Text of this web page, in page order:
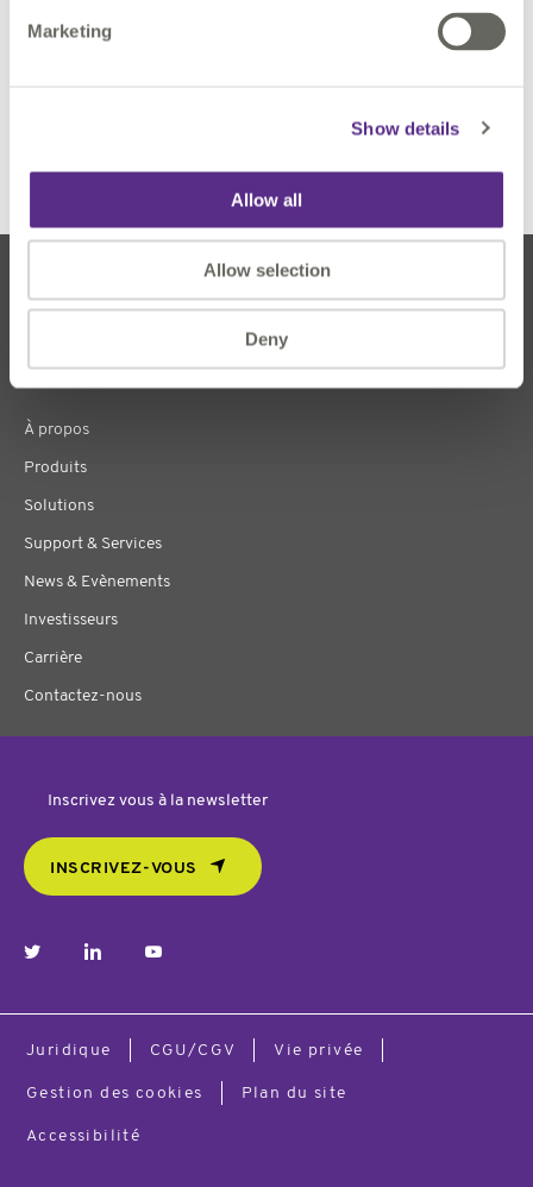
Marketing
Show details
Allow all
Allow selection
Deny
À propos
Produits
Solutions
Support & Services
News & Evènements
Investisseurs
Carrière
Contactez-nous
Inscrivez vous à la newsletter
INSCRIVEZ-VOUS
Juridique CGU/CGV Vie privée
Gestion des cookies Plan du site
Accessibilité